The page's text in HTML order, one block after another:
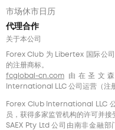
市场休市日历
代理合作
关于本公司
Forex Club 为 Libertex 国际公
的注册商标。
fcglobal-cn.com 由在圣文
International LLC 公司运营（注册
Forex Club International LLC
员，获得多家监管机构的许可并接
SAEX Pty Ltd 公司由南非金融部